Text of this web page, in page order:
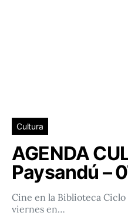
Cultura
AGENDA
Paysandú –
Cine en la Biblioteca
viernes en…